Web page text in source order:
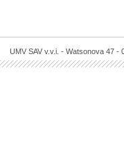
UMV SAV v.v.i. - Watsonova 47